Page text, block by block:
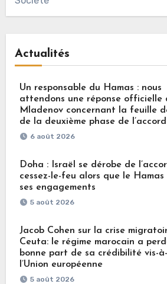
Actualités
Un responsable du Hamas : nous
attendons une réponse officielle
Mladenov concernant la feuille
de la deuxième phase de l’accord
6 août 2026
Doha : Israël se dérobe de
cessez-le-feu alors que le Hamas
ses engagements
5 août 2026
Jacob Cohen sur la crise
Ceuta: le régime marocain a
bonne part de sa crédibilité vis-
l’Union européenne
5 août 2026